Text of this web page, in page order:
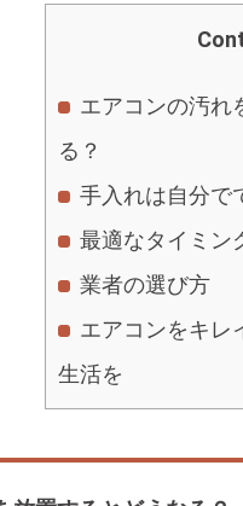
エアコンの汚れ
る？
手入れは自分で
最適なタイミン
業者の選び方
エアコンをキレ
生活を